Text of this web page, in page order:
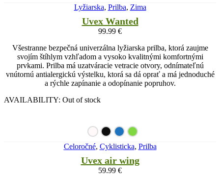
Lyžiarska, Prilba, Zima
Uvex Wanted
99.99 €
Všestranne bezpečná univerzálna lyžiarska prilba, ktorá zaujme
svojím štíhlym vzhľadom a vysoko kvalitnými komfortnými
prvkami. Prilba má uzatváracie vetracie otvory, odnímateľnú
vnútornú antialergickú výstelku, ktorá sa dá oprať a má jednoduché
a rýchle zapínanie a odopínanie popruhov.
AVAILABILITY: Out of stock
Celoročné, Cyklisticka, Prilba
Uvex air wing
59.99 €